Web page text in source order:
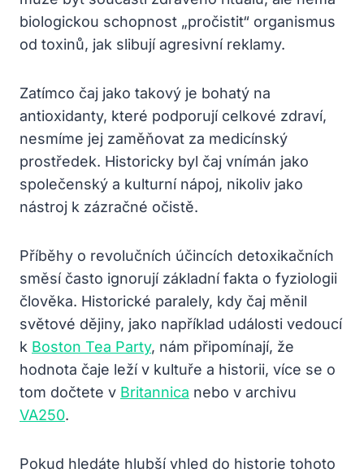
biologickou schopnost „pročistit“ organismus
od toxinů, jak slibují agresivní reklamy.
Zatímco čaj jako takový je bohatý na
antioxidanty, které podporují celkové zdraví,
nesmíme jej zaměňovat za medicínský
prostředek. Historicky byl čaj vnímán jako
společenský a kulturní nápoj, nikoliv jako
nástroj k zázračné očistě.
Příběhy o revolučních účincích detoxikačních
směsí často ignorují základní fakta o fyziologii
člověka. Historické paralely, kdy čaj měnil
světové dějiny, jako například události vedoucí
k Boston Tea Party, nám připomínají, že
hodnota čaje leží v kultuře a historii, více se o
tom dočtete v Britannica nebo v archivu
VA250.
Pokud hledáte hlubší vhled do historie tohoto